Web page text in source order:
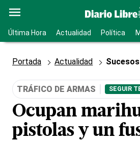
Última Hora Actualidad Política
Portada Actualidad Sucesos
TRÁFICO DE ARMAS SEGUIR
Ocupan
pistolas y un